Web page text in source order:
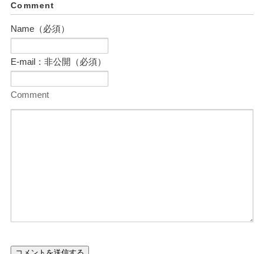
Comment
Name（必須）
E-mail：非公開（必須）
Comment